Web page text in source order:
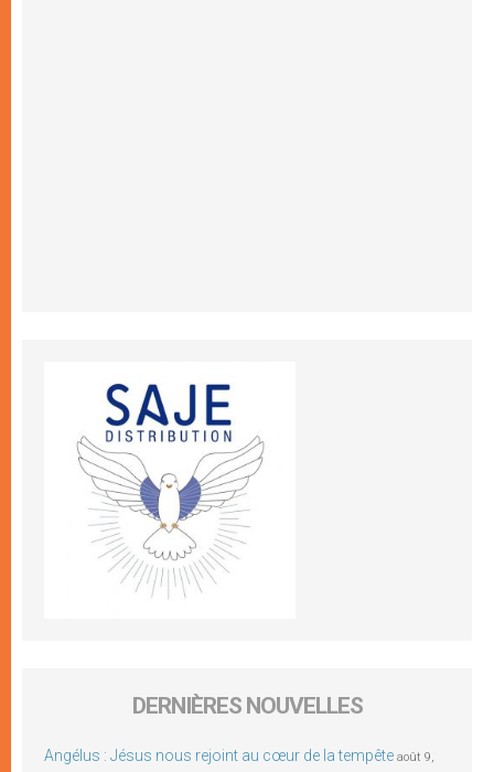
DERNIÈRES NOUVELLES
Angélus : Jésus nous rejoint au cœur de la tempête août 9,